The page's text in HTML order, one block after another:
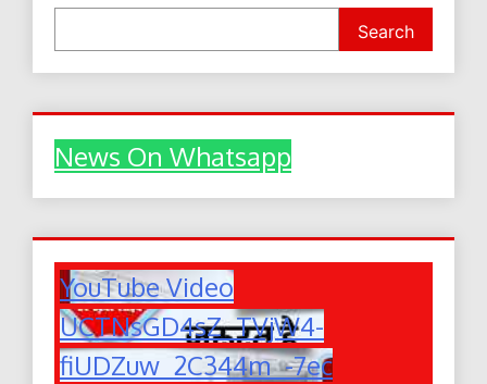
Search
News On Whatsapp
YouTube Video
UCTNsGD4sZ_TVjW4-
fiUDZuw_2C344m_-7ec